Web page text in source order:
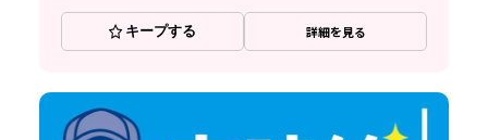
キープする 詳細を見る